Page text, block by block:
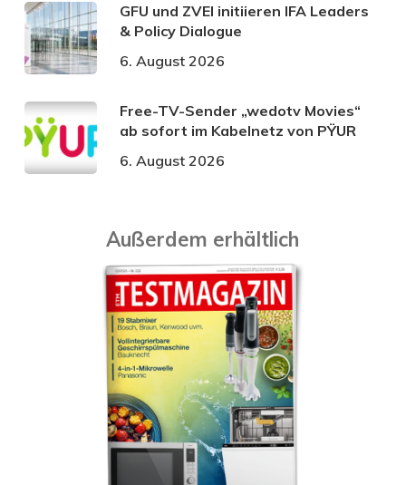
GFU und ZVEI initiieren IFA Leaders
& Policy Dialogue
6. August 2026
Free-TV-Sender „wedotv Movies“
ab sofort im Kabelnetz von PŸUR
6. August 2026
Außerdem erhältlich